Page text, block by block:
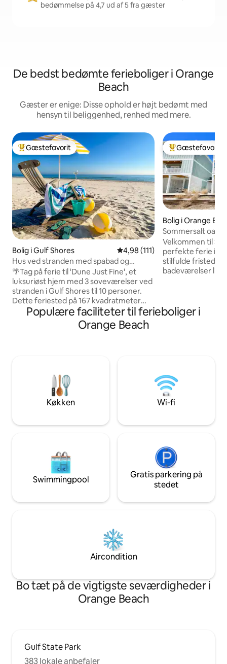
bedømmelse på 4,7 ud af 5 fra gæster
De bedst bedømte ferieboliger i Orange
Beach
Gæster er enige: Disse ophold er højt bedømt med
hensyn til beliggenhed, renhed med mere.
Bedste gæstefavorit
Gæstefavorit
Bolig i Gulf Shores 4,98 ud af 5 i gennemsnitlig
4,98 (111)
Hus ved stranden med spabad og
bålplads
🌴Tag på ferie til 'Dune Just Fine', et
luksuriøst hjem med 3 soveværelser ved
stranden i Gulf Shores til 10 personer.
Dette feriested på 167 kvadratmeter
ligger få skridt fra stranden og Little
Lagoon og tilbyder et privat spabad,
bålplads, udsigt over bugten,
en ferie ved kysten!🌴 Højdepunkter for
🏖️ beliggenhed: - Tre minutters gang til
Deeded Beach Access - 2 minutters
gang til Little Lagoon Fishing Pier - 3
Bedste
Gæstefavorit
Bolig i Orange
Sommersalt oase
Velkommen til
perfekte ferie i
stilfulde fristed
badeværelser
private balkon.
eget badeværelse
dage ved kysten.
Populære faciliteter til ferieboliger i
Orange Beach
Køkken Wi-fi
Swimmingpool
Gratis parkering på
stedet
Aircondition
Bo tæt på de vigtigste seværdigheder i
Orange Beach
Gulf State Park
383 lokale anbefaler